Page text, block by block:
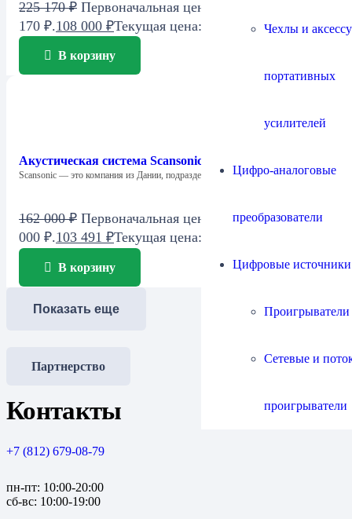
Чехлы и
портативных
усилителей
Цифро-аналоговые
преобразователи
Цифровые источники
Сетевые и
проигрыватели
225 170₽ Первоначальная цена составляла 225
170 ₽.108 000 ₽Текущая цена: 108 000 ₽.
В корзину
Акустическая система Scansonic M6
Scansonic — это компания из Дании, подразделение…
162 000₽ Первоначальная цена составляла 162
000 ₽.103 491 ₽Текущая цена: 103 491 ₽.
В корзину
Показать еще
Партнерство
Контакты
+7 (812) 679-08-79
пн-пт: 10:00-20:00
сб-вс: 10:00-19:00